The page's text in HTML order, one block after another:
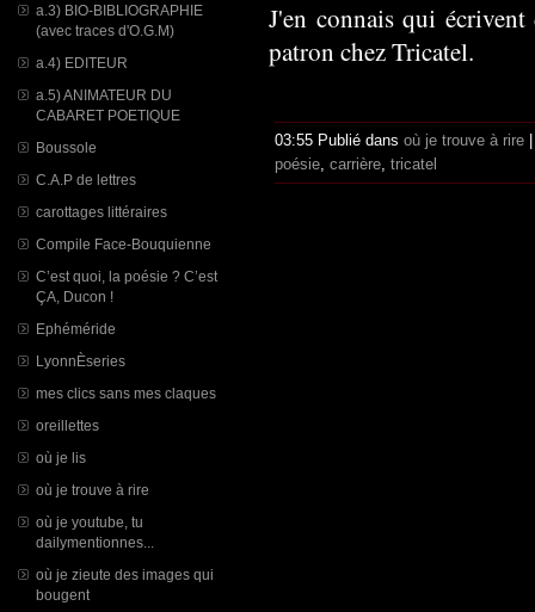
a.3) BIO-BIBLIOGRAPHIE
(avec traces d'O.G.M)
a.4) EDITEUR
a.5) ANIMATEUR DU
CABARET POETIQUE
Boussole
C.A.P de lettres
carottages littéraires
Compile Face-Bouquienne
C’est quoi, la poésie ? C’est
ÇA, Ducon !
Ephéméride
LyonnÈseries
mes clics sans mes claques
oreillettes
où je lis
où je trouve à rire
où je youtube, tu
dailymentionnes...
où je zieute des images qui
bougent
J'en connais qui
patron chez Tricatel.
03:55 Publié dans où je trouve à rire
poésie, carrière, tricatel